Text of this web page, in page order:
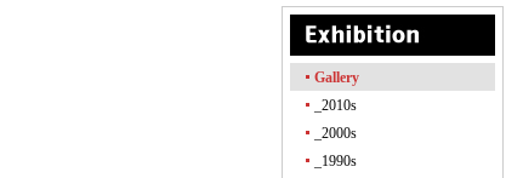
Gallery
_2010s
_2000s
_1990s